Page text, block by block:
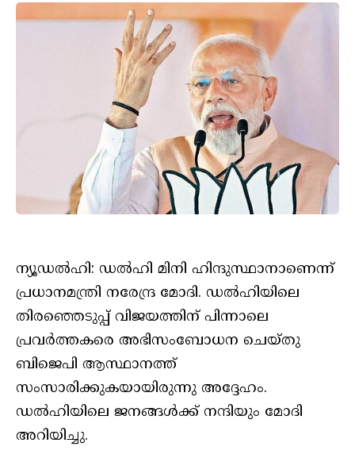
ന്യൂഡൽഹി: ഡൽഹി മിനി ഹിന്ദുസ്ഥാനാണെന്ന്
പ്രധാനമന്ത്രി നരേന്ദ്ര മോദി. ഡൽഹിയിലെ
തിരഞ്ഞെടുപ്പ് വിജയത്തിന് പിന്നാലെ
പ്രവർത്തകരെ അഭിസംബോധന ചെയ്തു
ബിജെപി ആസ്ഥാനത്ത്
സംസാരിക്കുകയായിരുന്നു അദ്ദേഹം.
ഡൽഹിയിലെ ജനങ്ങൾക്ക് നന്ദിയും മോദി
അറിയിച്ചു.